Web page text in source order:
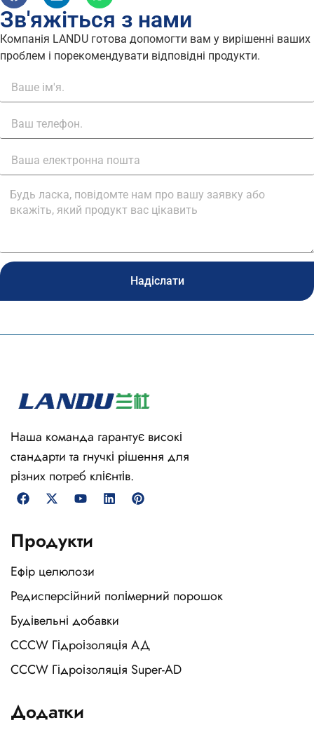
Зв'яжіться з нами
Компанія LANDU готова допомогти вам у вирішенні ваших
проблем і порекомендувати відповідні продукти.
Надіслати
Наша команда гарантує високі
стандарти та гнучкі рішення для
різних потреб клієнтів.
Продукти
Ефір целюлози
Редисперсійний полімерний порошок
Будівельні добавки
CCCW Гідроізоляція АД
CCCW Гідроізоляція Super-AD
Додатки